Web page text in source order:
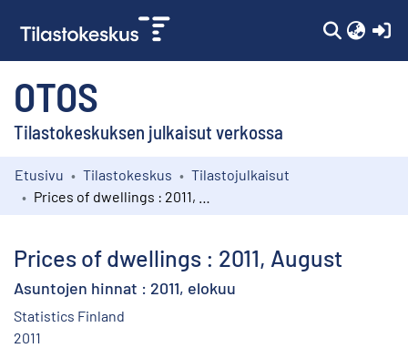
OTOS
Tilastokeskuksen julkaisut verkossa
Kokoelmat
Etusivu Tilastokeskus
Tilastojulkaisut
Prices of dwellings : 2011, August
Asuntojen hinnat : 2011, elokuu
Statistics Finland
2011